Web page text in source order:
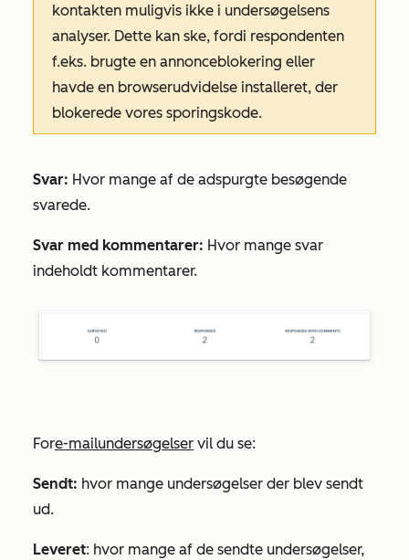
kontakten muligvis ikke i undersøgelsens
analyser. Dette kan ske, fordi respondenten
f.eks. brugte en annonceblokering eller
havde en browserudvidelse installeret, der
blokerede vores sporingskode.
Svar: Hvor mange af de adspurgte besøgende
svarede.
Svar med kommentarer: Hvor mange svar
indeholdt kommentarer.
Fore-mailundersøgelser vil du se:
Sendt: hvor mange undersøgelser der blev sendt
ud.
Leveret: hvor mange af de sendte undersøgelser,